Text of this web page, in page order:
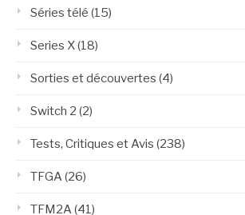
Séries télé (15)
Series X(18)
Sorties et découvertes (4)
Switch 2 (2)
Tests, Critiques et Avis (238)
TFGA(26)
TFM2A(41)